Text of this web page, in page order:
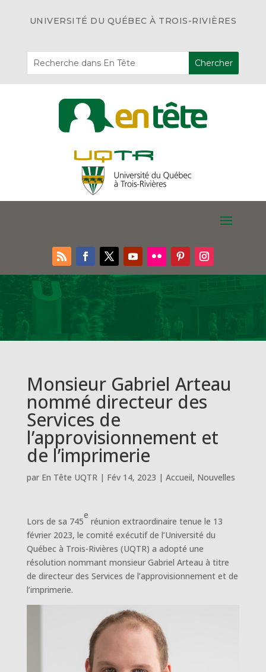
UNIVERSITÉ DU QUÉBEC À TROIS-RIVIÈRES
Monsieur Gabriel Arteau
nommé directeur des
Services de
l’approvisionnement et
de l’imprimerie
par En Tête UQTR| Fév 14, 2023 | Accueil, Nouvelles
Lors de sa 745
e
réunion extraordinaire tenue le 13
février 2023, le comité exécutif de l’Université du
Québec à Trois-Rivières (UQTR) a adopté une
résolution nommant monsieur Gabriel Arteau à titre
de directeur des Services de l’approvisionnement et de
l’imprimerie.